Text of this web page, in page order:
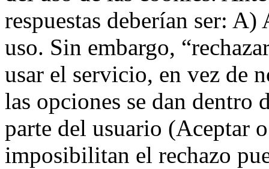
respuestas deberían ser:
uso. Sin embargo,
usar el servicio, en vez de
las opciones se dan dentro
parte del usuario (Aceptar
imposibilitan el rechazo